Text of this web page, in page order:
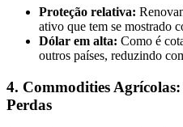
Proteção relativa:
ativo que tem se mostrado
Dólar em alta: Como é
outros países, reduzindo
4. Commodities
Perdas